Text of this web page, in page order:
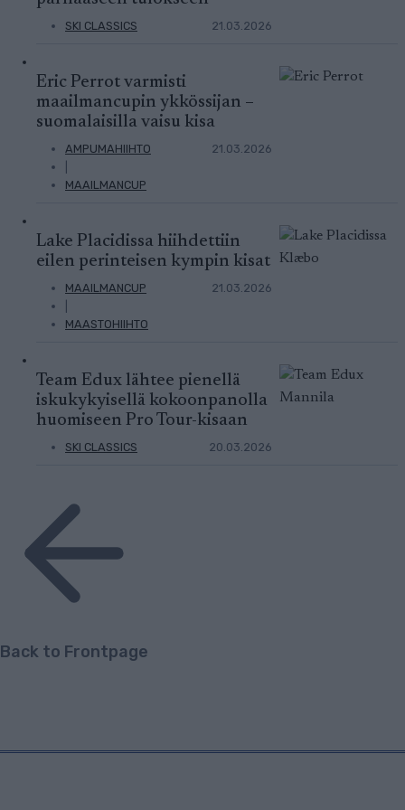
SKI CLASSICS 21.03.2026
Eric Perrot varmisti
maailmancupin ykkössijan –
suomalaisilla vaisu kisa
AMPUMAHIIHTO
MAAILMANCUP
21.03.2026
Lake Placidissa hiihdettiin
eilen perinteisen kympin kisat
MAAILMANCUP
MAASTOHIIHTO
21.03.2026
Team Edux lähtee pienellä
iskukykyisellä kokoonpanolla
huomiseen Pro Tour-kisaan
SKI CLASSICS 20.03.2026
Back to Frontpage